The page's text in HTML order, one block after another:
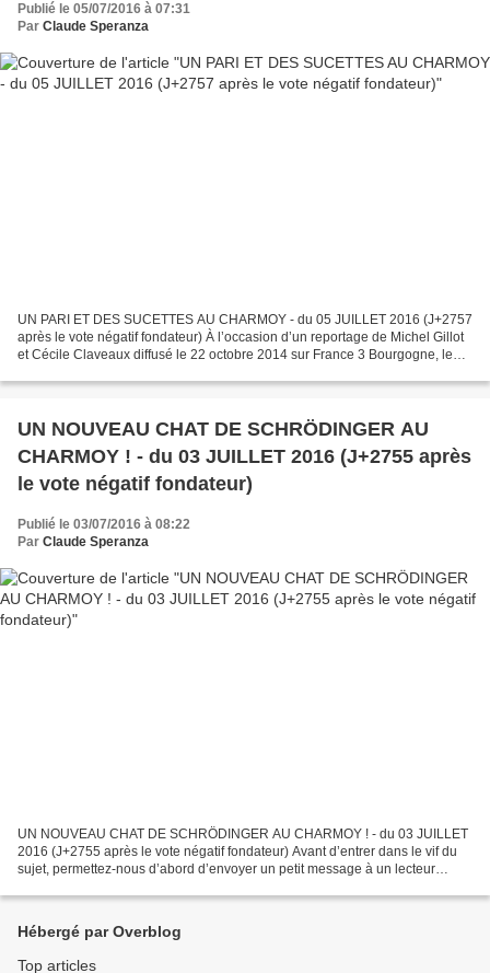
Publié le 05/07/2016 à 07:31
Par Claude Speranza
UN PARI ET DES SUCETTES AU CHARMOY - du 05 JUILLET 2016 (J+2757
après le vote négatif fondateur) À l’occasion d’un reportage de Michel Gillot
et Cécile Claveaux diffusé le 22 octobre 2014 sur France 3 Bourgogne, le
UN NOUVEAU CHAT DE SCHRÖDINGER AU
CHARMOY ! - du 03 JUILLET 2016 (J+2755 après
le vote négatif fondateur)
Publié le 03/07/2016 à 08:22
Par Claude Speranza
UN NOUVEAU CHAT DE SCHRÖDINGER AU CHARMOY ! - du 03 JUILLET
2016 (J+2755 après le vote négatif fondateur) Avant d’entrer dans le vif du
sujet, permettez-nous d’abord d’envoyer un petit message à un lecteur
Hébergé par Overblog
Top articles